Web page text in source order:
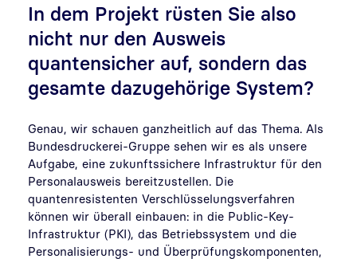
In dem Projekt rüsten Sie also
nicht nur den Ausweis
quantensicher auf, sondern das
gesamte dazugehörige System?
Genau, wir schauen ganzheitlich auf das Thema. Als
Bundesdruckerei-Gruppe sehen wir es als unsere
Aufgabe, eine zukunftssichere Infrastruktur für den
Personalausweis bereitzustellen. Die
quantenresistenten Verschlüsselungsverfahren
können wir überall einbauen: in die Public-Key-
Infrastruktur (PKI), das Betriebssystem und die
Personalisierungs- und Überprüfungskomponenten,